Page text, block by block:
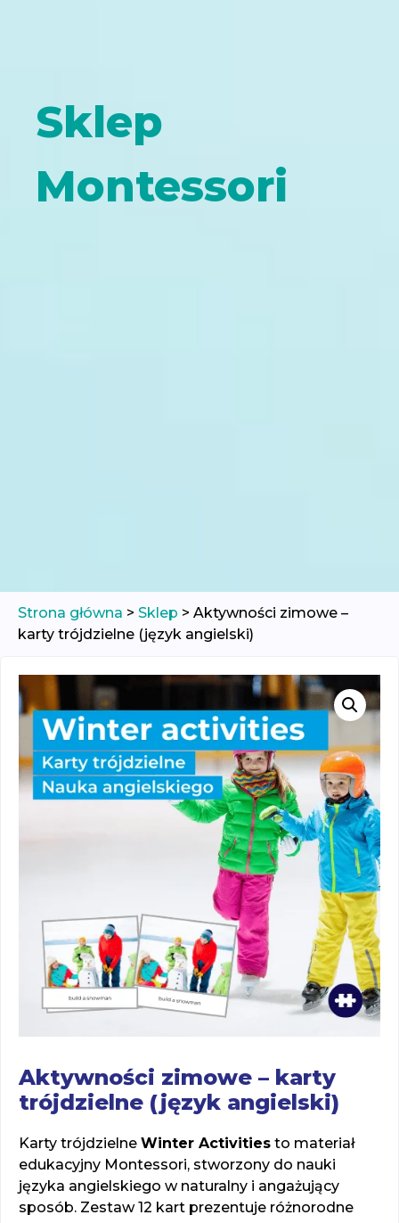
Sklep
Montessori
Strona główna > Sklep > Aktywności zimowe –
karty trójdzielne (język angielski)
Aktywności zimowe – karty
trójdzielne (język angielski)
Karty trójdzielne Winter Activities to materiał
edukacyjny Montessori, stworzony do nauki
języka angielskiego w naturalny i angażujący
sposób. Zestaw 12 kart prezentuje różnorodne